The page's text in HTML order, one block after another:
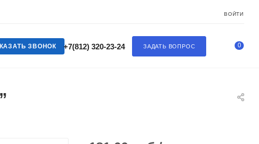
ВОЙТИ
ЗАДАТЬ ВОПРОС
+7(812) 320-23-24
ЗВОНОК 0